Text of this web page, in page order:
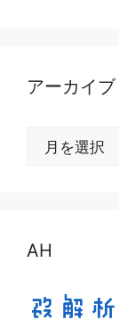
アーカイブ
AH